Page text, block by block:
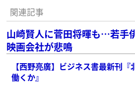
関連記事
山崎賢人に菅田将暉も…若手
映画会社が悲鳴
【西野亮廣】ビジネス書最新刊
働くか』